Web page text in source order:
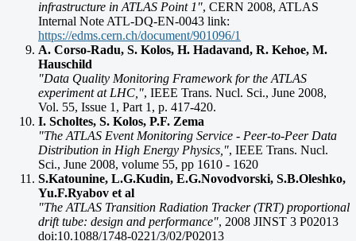
infrastructure in ATLAS Point 1", CERN 2008, ATLAS
Internal Note ATL-DQ-EN-0043 link:
https://edms.cern.ch/document/901096/1
A. Corso-Radu, S. Kolos, H. Hadavand, R. Kehoe, M.
Hauschild
"Data Quality Monitoring Framework for the ATLAS
experiment at LHC,", IEEE Trans. Nucl. Sci., June 2008,
Vol. 55, Issue 1, Part 1, p. 417-420.
I. Scholtes, S. Kolos, P.F. Zema
"The ATLAS Event Monitoring Service - Peer-to-Peer Data
Distribution in High Energy Physics,", IEEE Trans. Nucl.
Sci., June 2008, volume 55, pp 1610 - 1620
S.Katounine, L.G.Kudin, E.G.Novodvorski, S.B.Oleshko,
Yu.F.Ryabov et al
"The ATLAS Transition Radiation Tracker (TRT) proportional
drift tube: design and performance", 2008 JINST 3 P02013
doi:10.1088/1748-0221/3/02/P02013